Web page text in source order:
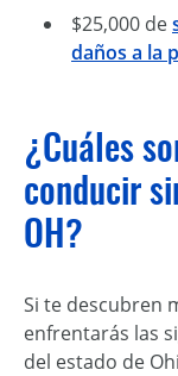
$25,000 de
daños a la
¿Cuáles
conducir
OH?
Si te descubren
enfrentarás las
del estado de